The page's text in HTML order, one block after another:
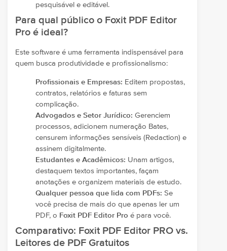
pesquisável e editável.
Para qual público o Foxit PDF Editor
Pro é ideal?
Este software é uma ferramenta indispensável para
quem busca produtividade e profissionalismo:
Profissionais e Empresas: Editem propostas,
contratos, relatórios e faturas sem
complicação.
Advogados e Setor Jurídico: Gerenciem
processos, adicionem numeração Bates,
censurem informações sensíveis (Redaction) e
assinem digitalmente.
Estudantes e Acadêmicos: Unam artigos,
destaquem textos importantes, façam
anotações e organizem materiais de estudo.
Qualquer pessoa que lida com PDFs: Se
você precisa de mais do que apenas ler um
PDF, o Foxit PDF Editor Pro é para você.
Comparativo: Foxit PDF Editor PRO vs.
Leitores de PDF Gratuitos